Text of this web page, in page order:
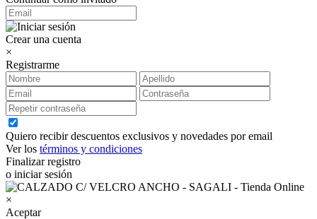
Crear una cuenta
×
Registrarme
Quiero recibir descuentos exclusivos y novedades por email
Ver los términos y condiciones
Finalizar registro
o iniciar sesión
×
Aceptar